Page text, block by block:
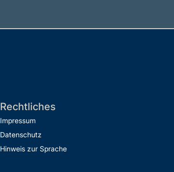
Rechtliches
Impressum
Datenschutz
Hinweis zur Sprache